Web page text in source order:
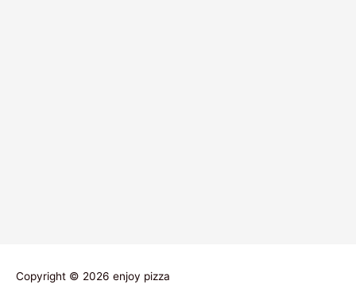
Copyright © 2026 enjoy pizza